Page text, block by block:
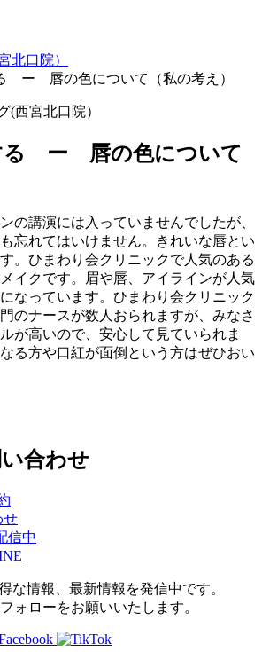
北口院）
ー 唇の色について（私の考え）
(西宮北口院）
る ー 唇の色について
の講演には入っていませんでしたが、
忘れてはいけません。きれいな唇とい
。ひまわり会クリニックで人気のある
イクです。眉や唇、アイラインが人気
なっています。ひまわり会クリニック
のナースが数人おられますが、みなさ
が高いので、安心して見ていられま
る方や口紅が面倒という方はぜひおい
合わせ
せ
信中
な情報、最新情報を発信中です。
ォローをお願いいたします。